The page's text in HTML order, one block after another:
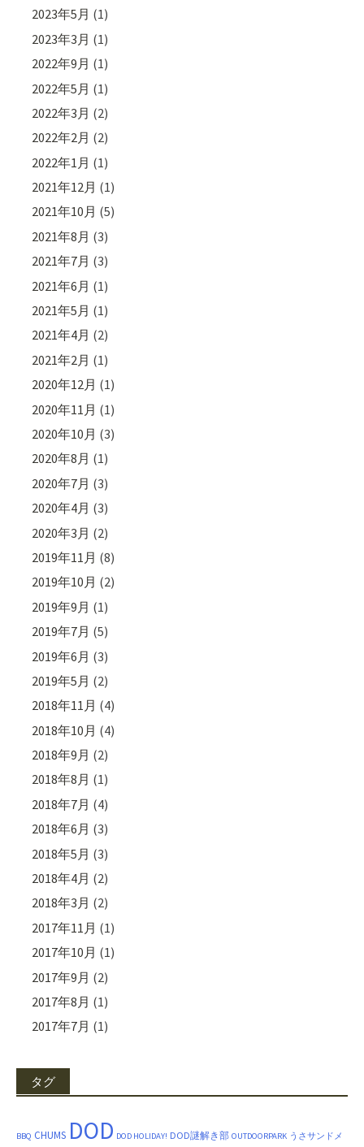
2023年5月 (1)
2023年3月 (1)
2022年9月 (1)
2022年5月 (1)
2022年3月 (2)
2022年2月 (2)
2022年1月 (1)
2021年12月 (1)
2021年10月 (5)
2021年8月 (3)
2021年7月 (3)
2021年6月 (1)
2021年5月 (1)
2021年4月 (2)
2021年2月 (1)
2020年12月 (1)
2020年11月 (1)
2020年10月 (3)
2020年8月 (1)
2020年7月 (3)
2020年4月 (3)
2020年3月 (2)
2019年11月 (8)
2019年10月 (2)
2019年9月 (1)
2019年7月 (5)
2019年6月 (3)
2019年5月 (2)
2018年11月 (4)
2018年10月 (4)
2018年9月 (2)
2018年8月 (1)
2018年7月 (4)
2018年6月 (3)
2018年5月 (3)
2018年4月 (2)
2018年3月 (2)
2017年11月 (1)
2017年10月 (1)
2017年9月 (2)
2017年8月 (1)
2017年7月 (1)
タグ
BBQ CHUMS DOD DOD HOLIDAY! DOD謎解き部 OUTDOORPARK うさサンドメ